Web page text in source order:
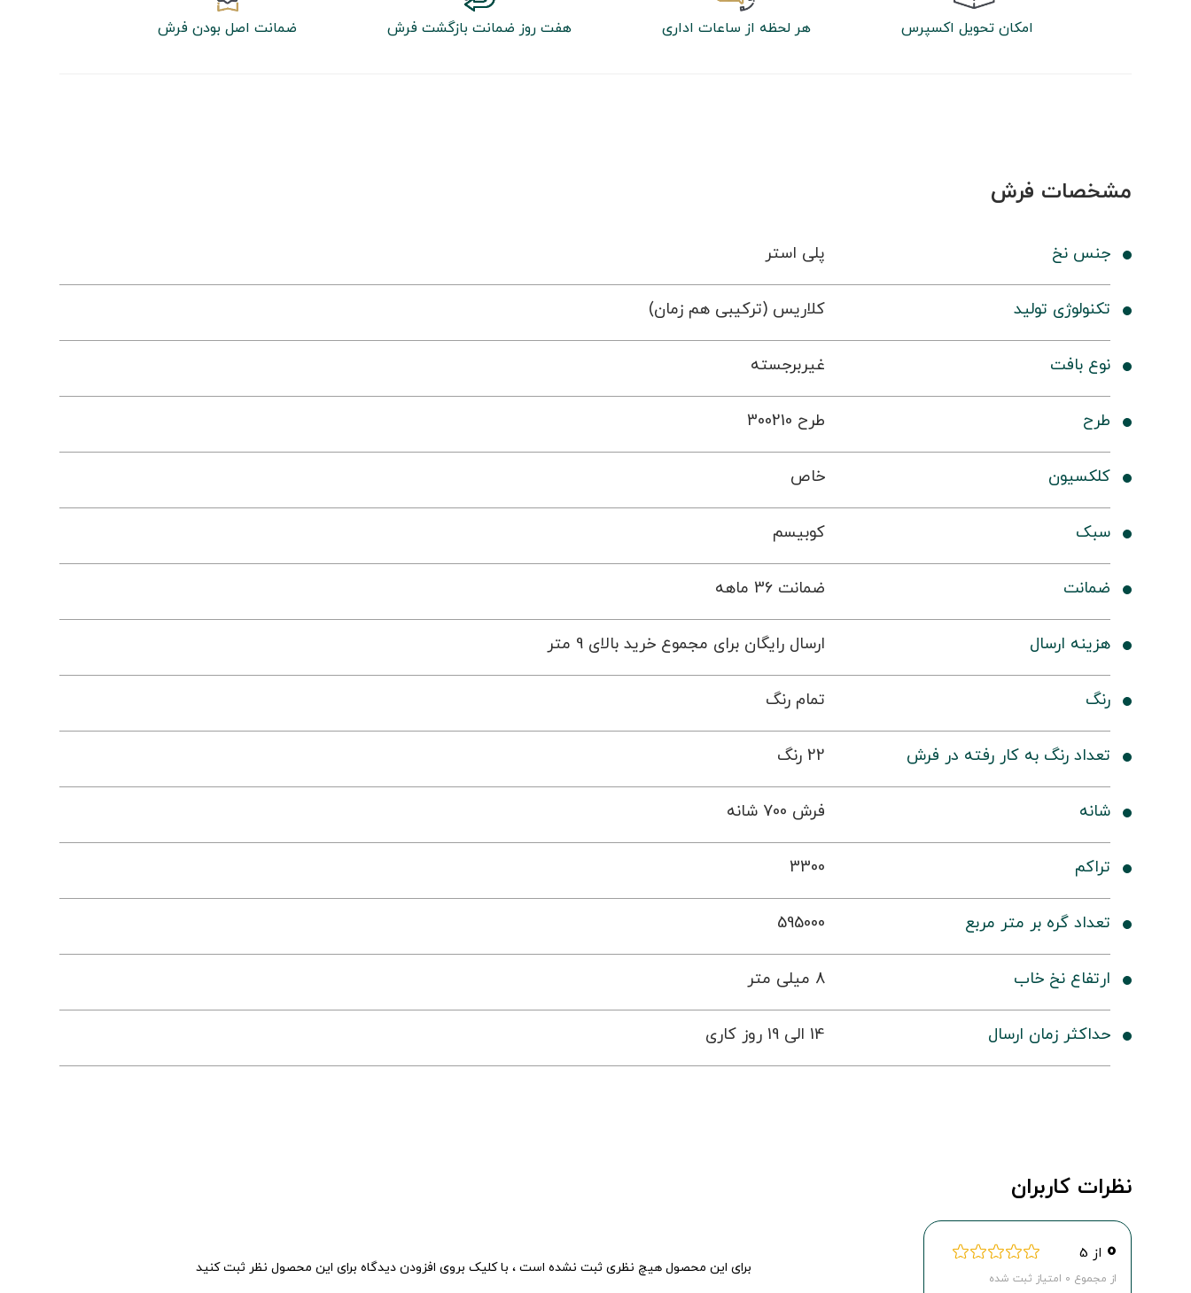
امکان تحویل اکسپرس هر لحظه از ساعات اداری هفت روز ضمانت بازگشت فرش ضمانت اصل بودن فرش
مشخصات فرش
جنس نخ پلی استر
تکنولوژی تولید کلاریس (ترکیبی هم زمان)
نوع بافت غیربرجسته
طرح طرح 300210
کلکسیون خاص
سبک کوبیسم
ضمانت ضمانت 36 ماهه
هزینه ارسال ارسال رایگان برای مجموع خرید بالای 9 متر
رنگ تمام رنگ
تعداد رنگ به کار رفته در فرش 22 رنگ
شانه فرش 700 شانه
تراکم 3300
تعداد گره بر متر مربع 595000
ارتفاع نخ خاب 8 میلی متر
حداکثر زمان ارسال 14 الی 19 روز کاری
نظرات کاربران
0 از 5
از مجموع 0 امتیاز ثبت شده
برای این محصول هیچ نظری ثبت نشده است ، با کلیک بروی افزودن دیدگاه برای این محصول نظر ثبت کنید